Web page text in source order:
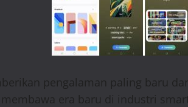
pengalaman paling baru
era baru di industri